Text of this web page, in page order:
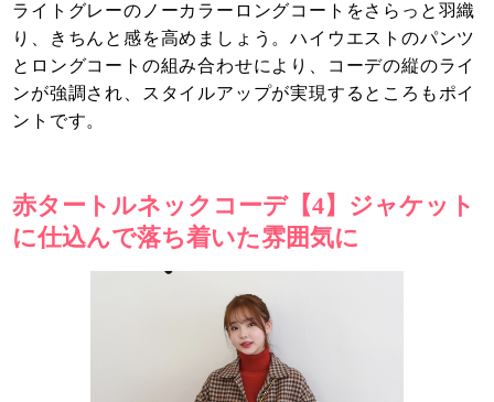
ライトグレーのノーカラーロングコートをさらっと羽織
り、きちんと感を高めましょう。ハイウエストのパンツ
とロングコートの組み合わせにより、コーデの縦のライ
ンが強調され、スタイルアップが実現するところもポイ
ントです。
赤タートルネックコーデ【4】ジャケット
に仕込んで落ち着いた雰囲気に